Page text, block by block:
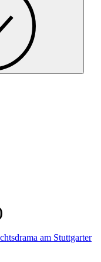
am Stuttgarter